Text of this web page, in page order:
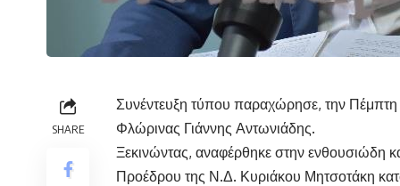
SHARE
Συνέντευξη τύπου παραχώρησε, την Πέμπτη
Φλώρινας Γιάννης Αντωνιάδης.
Ξεκινώντας, αναφέρθηκε στην ενθουσιώδη
Προέδρου της Ν.Δ. Κυριάκου Μητσοτάκη